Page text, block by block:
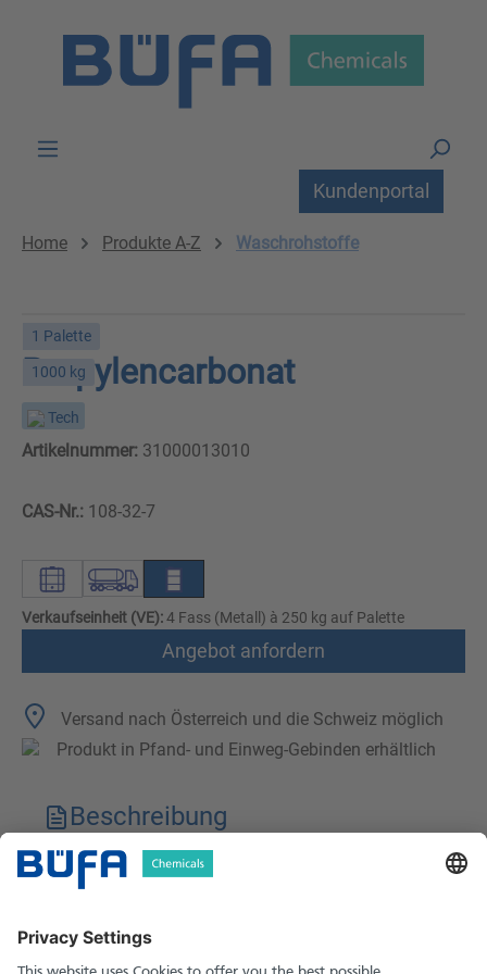
Kundenportal
Home Produkte A-Z Waschrohstoffe
1 Palette
1000 kg
Propylencarbonat
Tech
Artikelnummer: 31000013010
CAS-Nr.: 108-32-7
Verkaufseinheit (VE):4 Fass (Metall) à 250 kg auf Palette
Angebot anfordern
Versand nach Österreich und die Schweiz möglich
Produkt in Pfand- und Einweg-Gebinden erhältlich
Beschreibung
Technische Merkmale
Sicherheitshinweise